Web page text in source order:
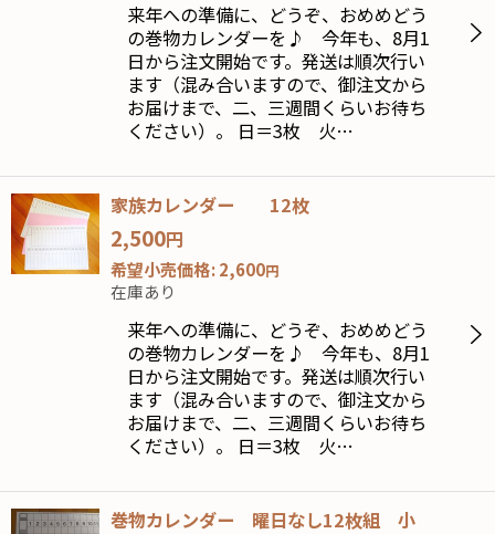
絞り込む
来年への準備に、どうぞ、おめめどう
の巻物カレンダーを♪ 今年も、8月1
日から注文開始です。発送は順次行い
ます（混み合いますので、御注文から
お届けまで、二、三週間くらいお待ち
ください）。 日＝3枚 火…
家族カレンダー 12枚
2,500円
希望小売価格:2,600円
在庫あり
来年への準備に、どうぞ、おめめどう
の巻物カレンダーを♪ 今年も、8月1
日から注文開始です。発送は順次行い
ます（混み合いますので、御注文から
お届けまで、二、三週間くらいお待ち
ください）。 日＝3枚 火…
巻物カレンダー 曜日なし12枚組 小